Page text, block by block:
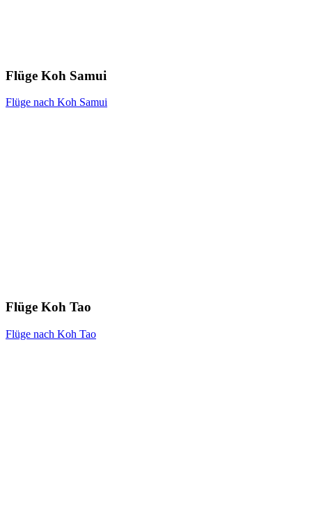
Flüge Koh Samui
Flüge nach Koh Samui
Flüge Koh Tao
Flüge nach Koh Tao